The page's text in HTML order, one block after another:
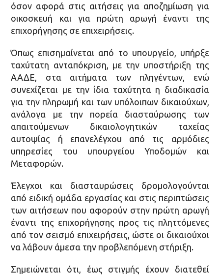
όσον αφορά στις αιτήσεις για αποζημίωση για
οικοσκευή και για πρώτη αρωγή έναντι της
επιχορήγησης σε επιχειρήσεις.
Όπως επισημαίνεται από το υπουργείο, υπήρξε
ταχύτατη ανταπόκριση, με την υποστήριξη της
ΑΑΔΕ, στα αιτήματα των πληγέντων, ενώ
συνεχίζεται με την ίδια ταχύτητα η διαδικασία
για την πληρωμή και των υπόλοιπων δικαιούχων,
ανάλογα με την πορεία διασταύρωσης των
απαιτούμενων δικαιολογητικών ταχείας
αυτοψίας ή επανελέγχου από τις αρμόδιες
υπηρεσίες του υπουργείου Υποδομών και
Μεταφορών.
Έλεγχοι και διασταυρώσεις δρομολογούνται
από ειδική ομάδα εργασίας και στις περιπτώσεις
των αιτήσεων που αφορούν στην πρώτη αρωγή
έναντι της επιχορήγησης προς τις πληττόμενες
από τον σεισμό επιχειρήσεις, ώστε οι δικαιούχοι
να λάβουν άμεσα την προβλεπόμενη στήριξη.
Σημειώνεται ότι, έως στιγμής έχουν διατεθεί